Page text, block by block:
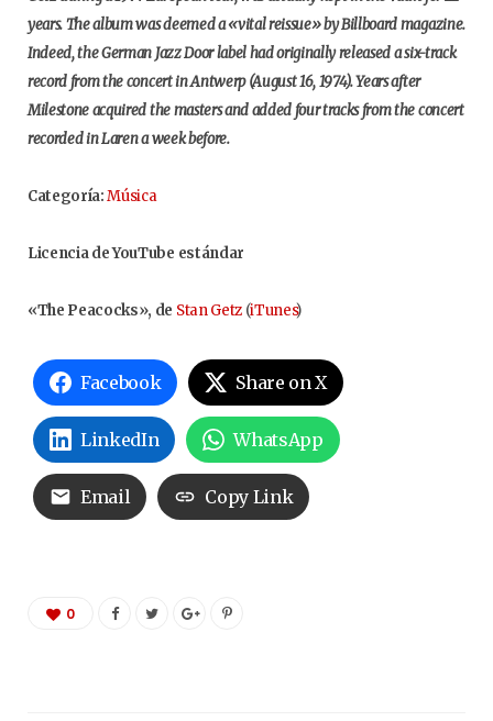
years. The album was deemed a «vital reissue» by Billboard magazine.
Indeed, the German Jazz Door label had originally released a six-track
record from the concert in Antwerp (August 16, 1974). Years after
Milestone acquired the masters and added four tracks from the concert
recorded in Laren a week before.
Categoría: Música
Licencia de YouTube estándar
«The Peacocks», de Stan Getz(iTunes)
Facebook Share on X
LinkedIn WhatsApp
Email Copy Link
0